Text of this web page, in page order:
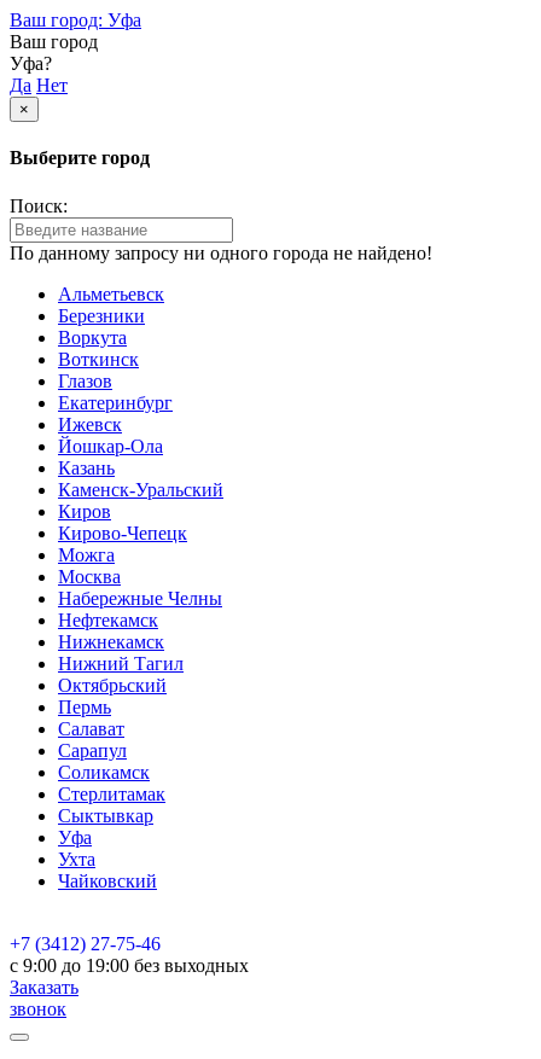
Ваш город: Уфа
Ваш город
Уфа?
Да Нет
×
Выберите город
Поиск:
По данному запросу ни одного города не найдено!
Альметьевск
Березники
Воркута
Воткинск
Глазов
Екатеринбург
Ижевск
Йошкар-Ола
Казань
Каменск-Уральский
Киров
Кирово-Чепецк
Можга
Москва
Набережные Челны
Нефтекамск
Нижнекамск
Нижний Тагил
Октябрьский
Пермь
Салават
Сарапул
Соликамск
Стерлитамак
Сыктывкар
Уфа
Ухта
Чайковский
+7 (3412) 27-75-46
c 9:00 до 19:00 без выходных
Заказать
звонок